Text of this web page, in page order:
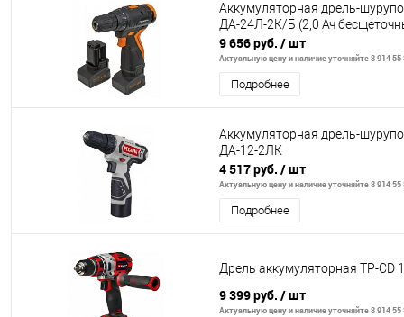
Аккумуляторная дрель-
ДА-24Л-2К/Б (2,0 Ач
9 656 руб. / шт
Актуальную цену и наличие уточняйте 8 914 55
Подробнее
Аккумуляторная дрель-
ДА-12-2ЛК
4 517 руб. / шт
Актуальную цену и наличие уточняйте 8 914 55
Подробнее
Дрель аккумуляторная TP-CD
9 399 руб. / шт
Актуальную цену и наличие уточняйте 8 914 55